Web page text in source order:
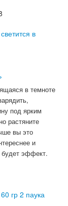
в
в темноте
под ярким
растяните
вы это
и
будет эффект.
гр 2 паука